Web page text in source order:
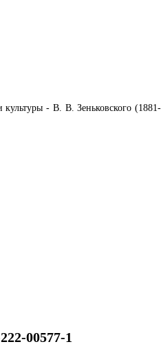
- В. В. Зеньковского
00577-1